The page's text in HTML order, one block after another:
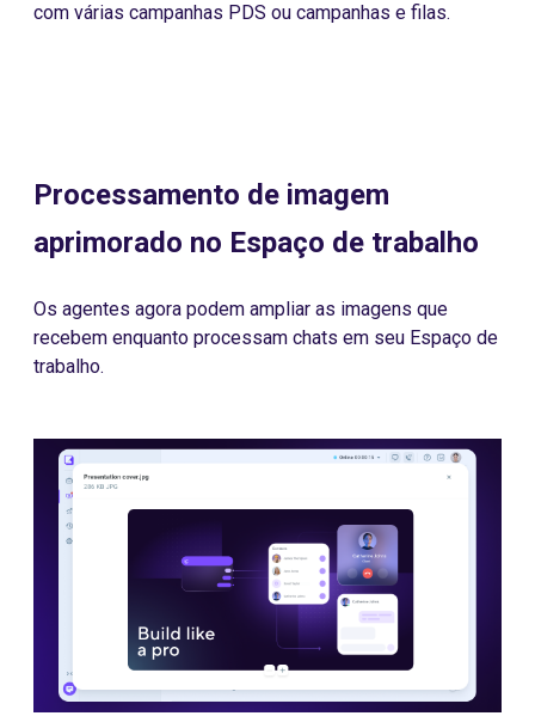
com várias campanhas PDS ou campanhas e filas.
Processamento de imagem
aprimorado no Espaço de trabalho
Os agentes agora podem ampliar as imagens que
recebem enquanto processam chats em seu Espaço de
trabalho.